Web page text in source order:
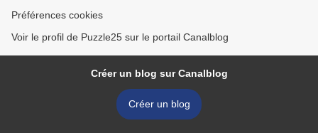
Préférences cookies
Voir le profil de Puzzle25 sur le portail Canalblog
Créer un blog sur Canalblog
Créer un blog